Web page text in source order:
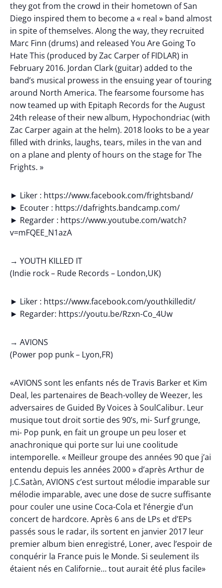
they got from the crowd in their hometown of San
Diego inspired them to become a « real » band almost
in spite of themselves. Along the way, they recruited
Marc Finn (drums) and released You Are Going To
Hate This (produced by Zac Carper of FIDLAR) in
February 2016. Jordan Clark (guitar) added to the
band’s musical prowess in the ensuing year of touring
around North America. The fearsome foursome has
now teamed up with Epitaph Records for the August
24th release of their new album, Hypochondriac (with
Zac Carper again at the helm). 2018 looks to be a year
filled with drinks, laughs, tears, miles in the van and
on a plane and plenty of hours on the stage for The
Frights. »
► Liker : https://www.facebook.com/frightsband/
► Ecouter : https://dafrights.bandcamp.com/
► Regarder : https://www.youtube.com/watch?
v=mFQEE_N1azA
→ YOUTH KILLED IT
(Indie rock – Rude Records – London,UK)
► Liker : https://www.facebook.com/youthkilledit/
► Regarder: https://youtu.be/Rzxn-Co_4Uw
→ AVIONS
(Power pop punk – Lyon,FR)
«AVIONS sont les enfants nés de Travis Barker et Kim
Deal, les partenaires de Beach-volley de Weezer, les
adversaires de Guided By Voices à SoulCalibur. Leur
musique tout droit sortie des 90’s, mi- Surf grunge,
mi- Pop punk, en fait un groupe un peu loser et
anachronique qui porte sur lui une coolitude
intemporelle. « Meilleur groupe des années 90 que j’ai
entendu depuis les années 2000 » d’après Arthur de
J.C.Satàn, AVIONS c’est surtout mélodie imparable sur
mélodie imparable, avec une dose de sucre suffisante
pour couler une usine Coca-Cola et l’énergie d’un
concert de hardcore. Après 6 ans de LPs et d’EPs
passés sous le radar, ils sortent en janvier 2017 leur
premier album bien enregistré, Loner, avec l’espoir de
conquérir la France puis le Monde. Si seulement ils
étaient nés en Californie… tout aurait été plus facile»